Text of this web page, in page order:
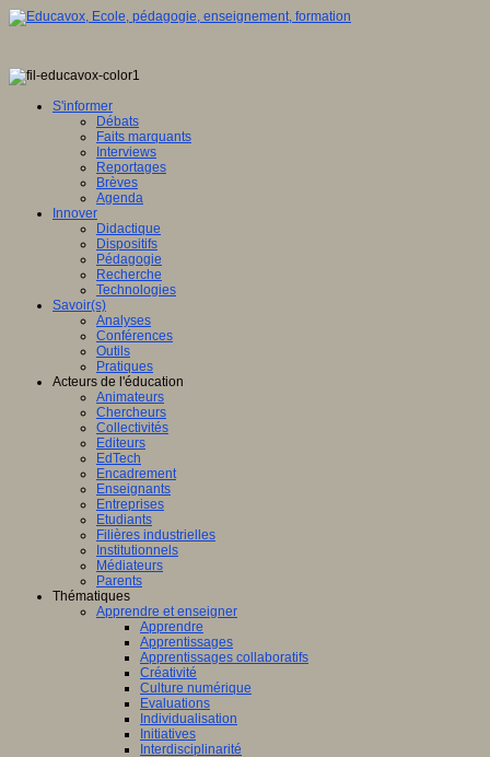
S'informer
Débats
Faits marquants
Interviews
Reportages
Brèves
Agenda
Innover
Didactique
Dispositifs
Pédagogie
Recherche
Technologies
Savoir(s)
Analyses
Conférences
Outils
Pratiques
Acteurs de l'éducation
Animateurs
Chercheurs
Collectivités
Editeurs
EdTech
Encadrement
Enseignants
Entreprises
Etudiants
Filières industrielles
Institutionnels
Médiateurs
Parents
Thématiques
Apprendre et enseigner
Apprendre
Apprentissages
Apprentissages collaboratifs
Créativité
Culture numérique
Evaluations
Individualisation
Initiatives
Interdisciplinarité